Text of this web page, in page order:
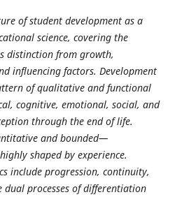
of student development as a
science, covering the
distinction from growth,
influencing factors. Development
of qualitative and functional
cognitive, emotional, social, and
through the end of life.
and bounded—
shaped by experience.
include progression, continuity,
processes of differentiation